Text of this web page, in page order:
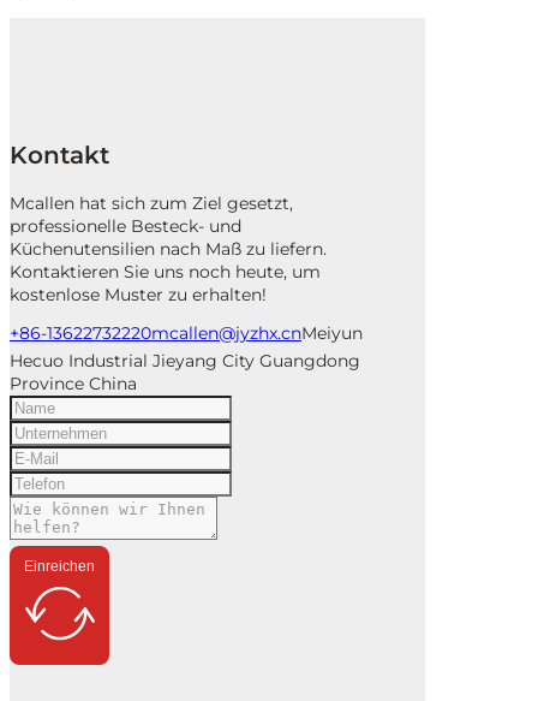
Kontakt
Mcallen hat sich zum Ziel gesetzt,
professionelle Besteck- und
Küchenutensilien nach Maß zu liefern.
Kontaktieren Sie uns noch heute, um
kostenlose Muster zu erhalten!
+86-13622732220mcallen@jyzhx.cnMeiyun
Hecuo Industrial Jieyang City Guangdong
Province China
Einreichen